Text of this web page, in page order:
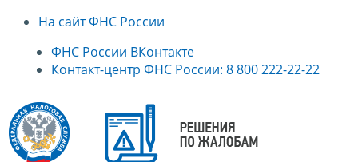
На сайт ФНС России
ФНС России ВКонтакте
Контакт-центр ФНС России: 8 800 222-22-22